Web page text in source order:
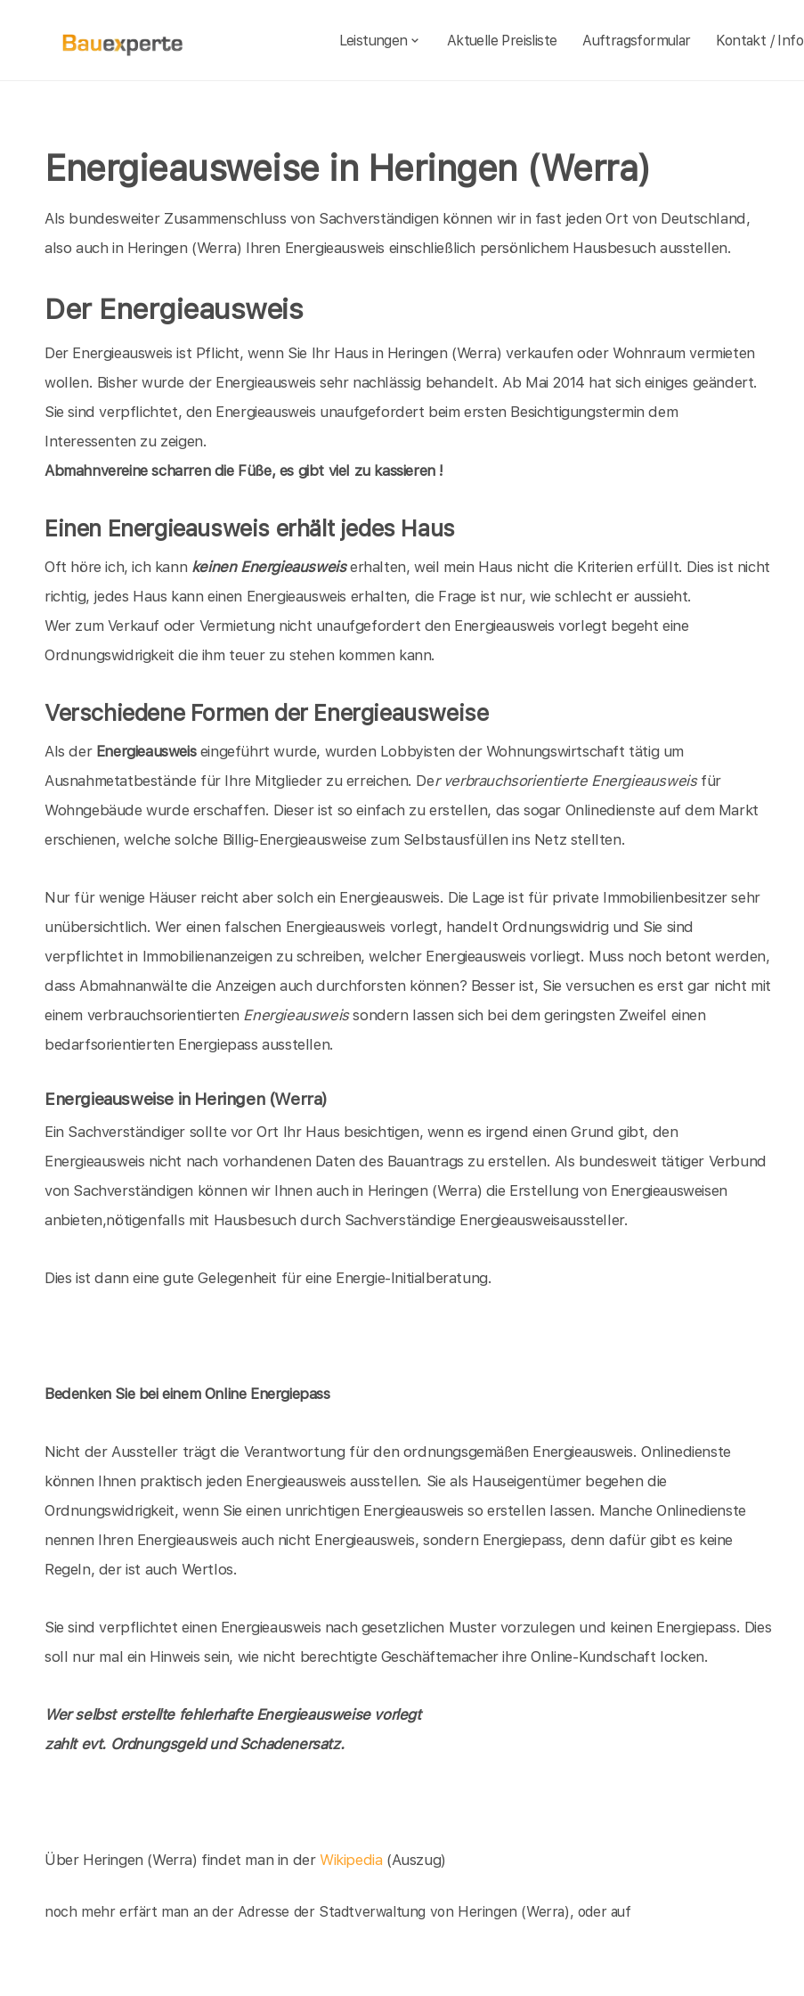
Leistungen Aktuelle Preisliste Auftragsformular Kontakt / Info
Energieausweise in Heringen (Werra)
Als bundesweiter Zusammenschluss von Sachverständigen können wir in fast jeden Ort von Deutschland,
also auch in Heringen (Werra) Ihren Energieausweis einschließlich persönlichem Hausbesuch ausstellen.
Der Energieausweis
Der Energieausweis ist Pflicht, wenn Sie Ihr Haus in Heringen (Werra) verkaufen oder Wohnraum vermieten
wollen. Bisher wurde der Energieausweis sehr nachlässig behandelt. Ab Mai 2014 hat sich einiges geändert.
Sie sind verpflichtet, den Energieausweis unaufgefordert beim ersten Besichtigungstermin dem
Interessenten zu zeigen.
Abmahnvereine scharren die Füße, es gibt viel zu kassieren !
Einen Energieausweis erhält jedes Haus
Oft höre ich, ich kann keinen Energieausweiserhalten, weil mein Haus nicht die Kriterien erfüllt. Dies ist nicht
richtig, jedes Haus kann einen Energieausweis erhalten, die Frage ist nur, wie schlecht er aussieht.
Wer zum Verkauf oder Vermietung nicht unaufgefordert den Energieausweis vorlegt begeht eine
Ordnungswidrigkeit die ihm teuer zu stehen kommen kann.
Verschiedene Formen der Energieausweise
Als der Energieausweiseingeführt wurde, wurden Lobbyisten der Wohnungswirtschaft tätig um
Ausnahmetatbestände für Ihre Mitglieder zu erreichen. Der verbrauchsorientierte Energieausweisfür
Wohngebäude wurde erschaffen. Dieser ist so einfach zu erstellen, das sogar Onlinedienste auf dem Markt
erschienen, welche solche Billig-Energieausweise zum Selbstausfüllen ins Netz stellten.
Nur für wenige Häuser reicht aber solch ein Energieausweis. Die Lage ist für private Immobilienbesitzer sehr
unübersichtlich. Wer einen falschen Energieausweis vorlegt, handelt Ordnungswidrig und Sie sind
verpflichtet in Immobilienanzeigen zu schreiben, welcher Energieausweis vorliegt. Muss noch betont werden,
dass Abmahnanwälte die Anzeigen auch durchforsten können? Besser ist, Sie versuchen es erst gar nicht mit
einem verbrauchsorientierten Energieausweissondern lassen sich bei dem geringsten Zweifel einen
bedarfsorientierten Energiepass ausstellen.
Energieausweise in Heringen (Werra)
Ein Sachverständiger sollte vor Ort Ihr Haus besichtigen, wenn es irgend einen Grund gibt, den
Energieausweis nicht nach vorhandenen Daten des Bauantrags zu erstellen. Als bundesweit tätiger Verbund
von Sachverständigen können wir Ihnen auch in Heringen (Werra) die Erstellung von Energieausweisen
anbieten,nötigenfalls mit Hausbesuch durch Sachverständige Energieausweisaussteller.
Dies ist dann eine gute Gelegenheit für eine Energie-Initialberatung.
Bedenken Sie bei einem Online Energiepass
Nicht der Aussteller trägt die Verantwortung für den ordnungsgemäßen Energieausweis. Onlinedienste
können Ihnen praktisch jeden Energieausweis ausstellen. Sie als Hauseigentümer begehen die
Ordnungswidrigkeit, wenn Sie einen unrichtigen Energieausweis so erstellen lassen. Manche Onlinedienste
nennen Ihren Energieausweis auch nicht Energieausweis, sondern Energiepass, denn dafür gibt es keine
Regeln, der ist auch Wertlos.
Sie sind verpflichtet einen Energieausweis nach gesetzlichen Muster vorzulegen und keinen Energiepass. Dies
soll nur mal ein Hinweis sein, wie nicht berechtigte Geschäftemacher ihre Online-Kundschaft locken.
Wer selbst erstellte fehlerhafte Energieausweise vorlegt
zahlt evt. Ordnungsgeld und Schadenersatz.
Über Heringen (Werra) findet man in derWikipedia (Auszug)
noch mehr erfärt man an der Adresse der Stadtverwaltung von Heringen (Werra), oder auf